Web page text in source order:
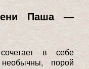
Паша —
в себе
порой